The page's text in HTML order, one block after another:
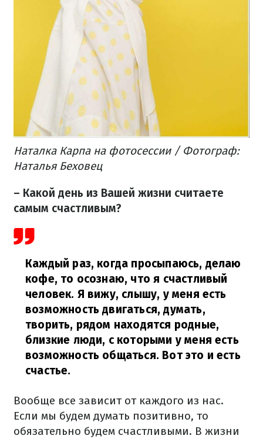
Наталка Карпа на фотосессии / Фотограф:
Наталья Беховец
– Какой день из Вашей жизни считаете
самым счастливым?
Каждый раз, когда просыпаюсь, делаю
кофе, то осознаю, что я счастливый
человек. Я вижу, слышу, у меня есть
возможность двигаться, думать,
творить, рядом находятся родные,
близкие люди, с которыми у меня есть
возможность общаться. Вот это и есть
счастье.
Вообще все зависит от каждого из нас.
Если мы будем думать позитивно, то
обязательно будем счастливыми. В жизни